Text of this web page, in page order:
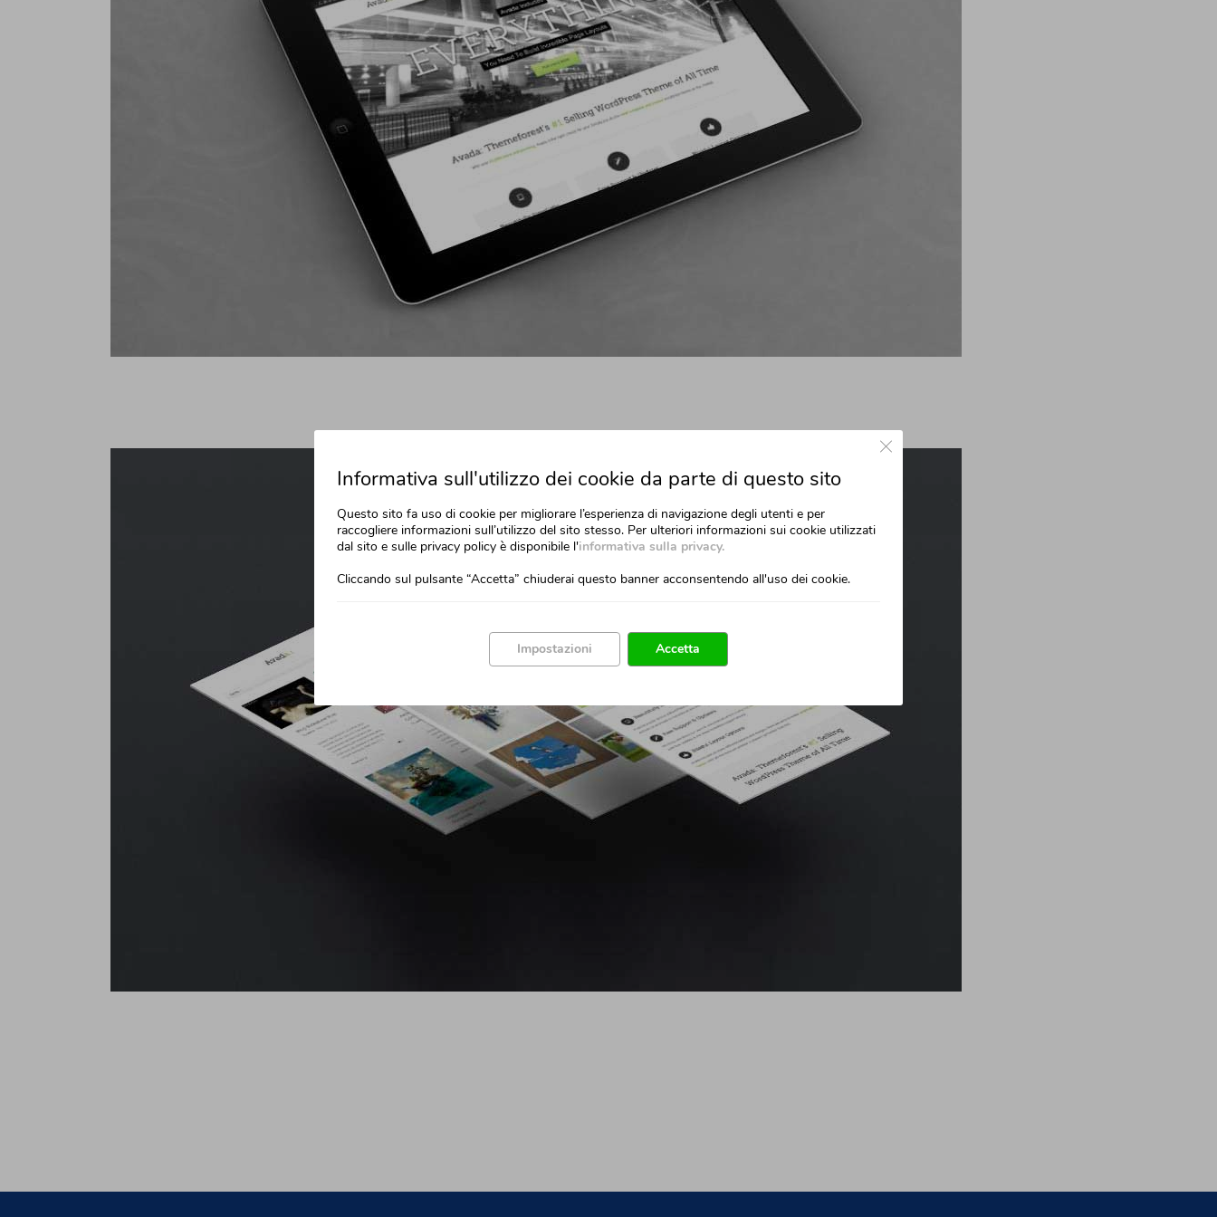
Informativa sull'utilizzo dei cookie da parte di questo sito
Questo sito fa uso di cookie per migliorare l’esperienza di navigazione degli utenti e per
raccogliere informazioni sull’utilizzo del sito stesso. Per ulteriori informazioni sui cookie utilizzati
dal sito e sulle privacy policy è disponibile l'informativa sulla privacy.
Cliccando sul pulsante “Accetta” chiuderai questo banner acconsentendo all'uso dei cookie.
Close GDPR Cookie Banner
Accetta
Impostazioni